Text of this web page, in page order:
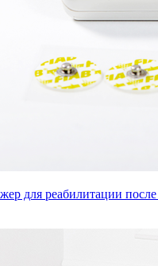
для реабилитации после